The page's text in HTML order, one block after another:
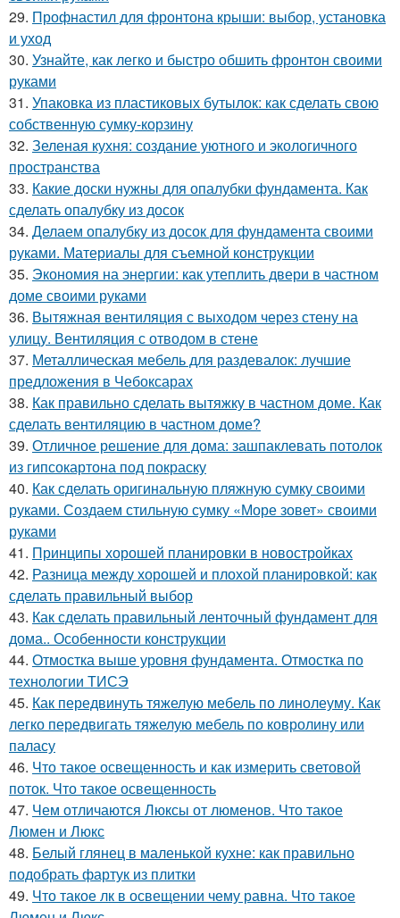
29. Профнастил для фронтона крыши: выбор, установка
и уход
30. Узнайте, как легко и быстро обшить фронтон своими
руками
31. Упаковка из пластиковых бутылок: как сделать свою
собственную сумку-корзину
32. Зеленая кухня: создание уютного и экологичного
пространства
33. Какие доски нужны для опалубки фундамента. Как
сделать опалубку из досок
34. Делаем опалубку из досок для фундамента своими
руками. Материалы для съемной конструкции
35. Экономия на энергии: как утеплить двери в частном
доме своими руками
36. Вытяжная вентиляция с выходом через стену на
улицу. Вентиляция с отводом в стене
37. Металлическая мебель для раздевалок: лучшие
предложения в Чебоксарах
38. Как правильно сделать вытяжку в частном доме. Как
сделать вентиляцию в частном доме?
39. Отличное решение для дома: зашпаклевать потолок
из гипсокартона под покраску
40. Как сделать оригинальную пляжную сумку своими
руками. Создаем стильную сумку «Море зовет» своими
руками
41. Принципы хорошей планировки в новостройках
42. Разница между хорошей и плохой планировкой: как
сделать правильный выбор
43. Как сделать правильный ленточный фундамент для
дома.. Особенности конструкции
44. Отмостка выше уровня фундамента. Отмостка по
технологии ТИСЭ
45. Как передвинуть тяжелую мебель по линолеуму. Как
легко передвигать тяжелую мебель по ковролину или
паласу
46. Что такое освещенность и как измерить световой
поток. Что такое освещенность
47. Чем отличаются Люксы от люменов. Что такое
Люмен и Люкс
48. Белый глянец в маленькой кухне: как правильно
подобрать фартук из плитки
49. Что такое лк в освещении чему равна. Что такое